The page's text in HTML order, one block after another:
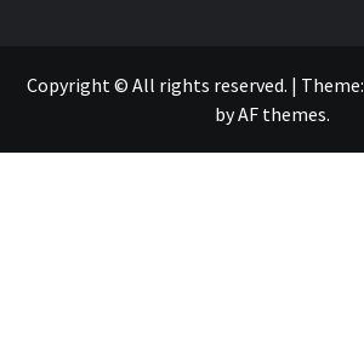
Copyright © All rights reserved. | Theme:
byAF themes.